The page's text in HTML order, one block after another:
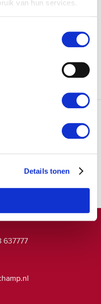
van hun services.
Details tonen
service
label
637777